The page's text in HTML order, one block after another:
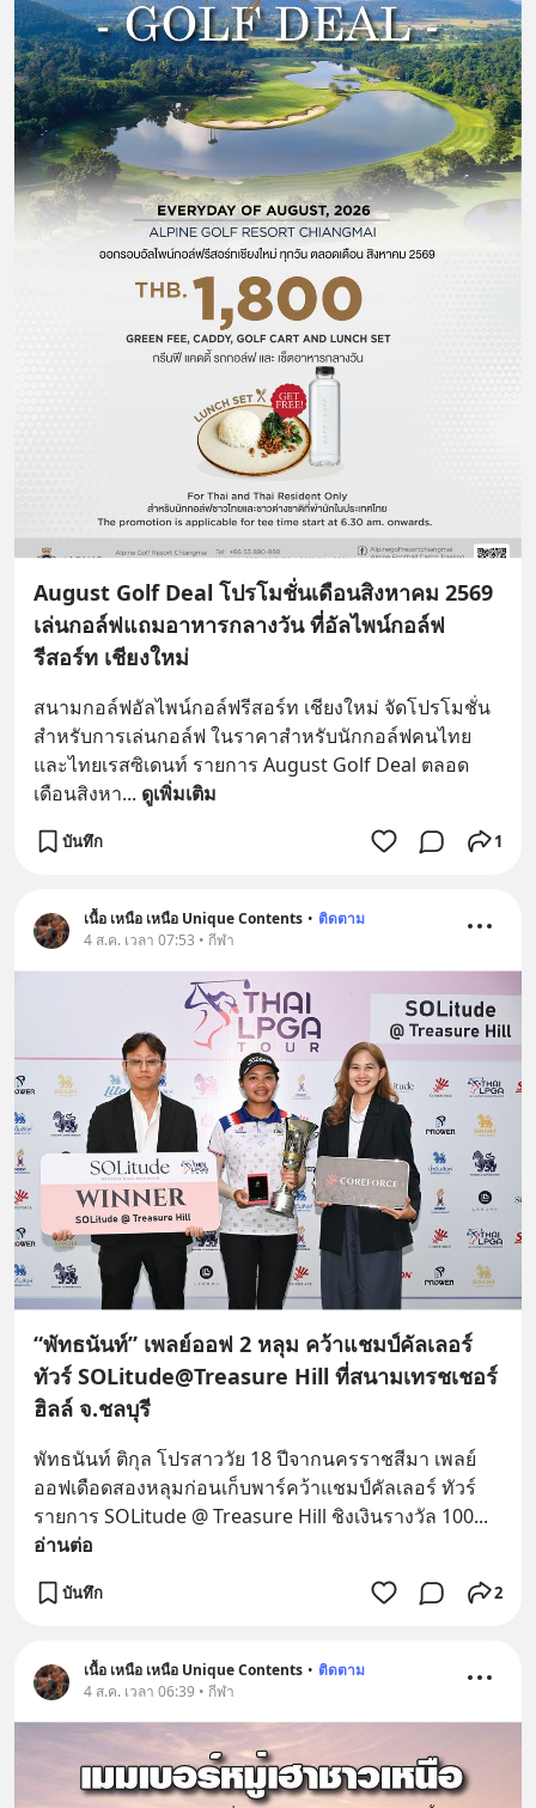
August Golf Deal โปรโมชั่นเดือนสิงหาคม 2569
เล่นกอล์ฟแถมอาหารกลางวัน ที่อัลไพน์กอล์ฟ
รีสอร์ท เชียงใหม่
สนามกอล์ฟอัลไพน์กอล์ฟรีสอร์ท เชียงใหม่ จัดโปรโมชั่น
สำหรับการเล่นกอล์ฟ ในราคาสำหรับนักกอล์ฟคนไทย
และไทยเรสซิเดนท์ รายการ August Golf Deal ตลอด
เดือนสิงหา... ดูเพิ่มเติม
บันทึก 1
เนื้อ เหนือ เหนือ Unique Contents • ติดตาม
4 ส.ค. เวลา 07:53 • กีฬา
“พัทธนันท์” เพลย์ออฟ 2 หลุม คว้าแชมป์คัลเลอร์
ทัวร์ SOLitude@Treasure Hill ที่สนามเทรชเชอร์
ฮิลล์ จ.ชลบุรี
พัทธนันท์ ติกุล โปรสาววัย 18 ปีจากนครราชสีมา เพลย์
ออฟเดือดสองหลุมก่อนเก็บพาร์คว้าแชมป์คัลเลอร์ ทัวร์
รายการ SOLitude @ Treasure Hill ชิงเงินรางวัล 100
อ่านต่อ
บันทึก 2
เนื้อ เหนือ เหนือ Unique Contents • ติดตาม
4 ส.ค. เวลา 06:39 • กีฬา